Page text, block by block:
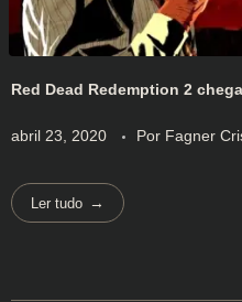
Red Dead Redemption 2
abril 23, 2020 Por Fagner
Ler tudo